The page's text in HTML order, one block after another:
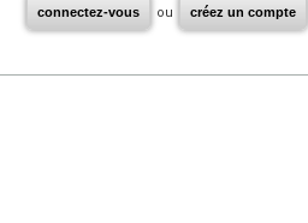
connectez-vous ou créez un compte